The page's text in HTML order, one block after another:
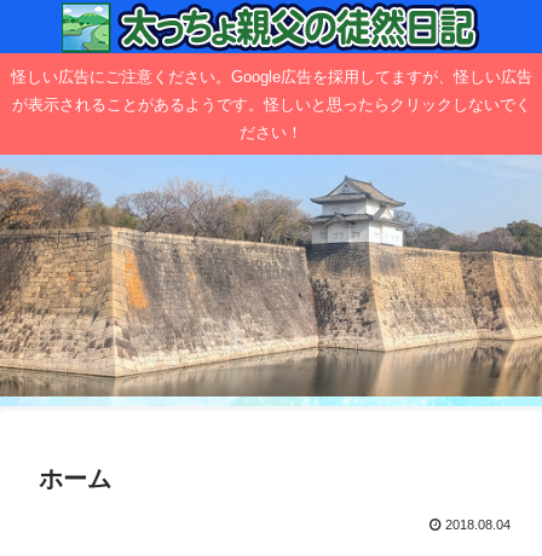
怪しい広告にご注意ください。Google広告を採用してますが、怪しい広告
が表示されることがあるようです。怪しいと思ったらクリックしないでく
ださい！
ホーム
2018.08.04